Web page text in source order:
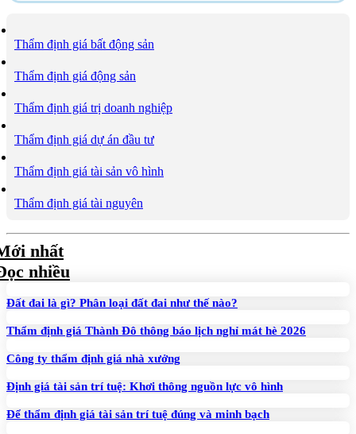
Thẩm định giá bất động sản
Thẩm định giá động sản
Thẩm định giá trị doanh nghiệp
Thẩm định giá dự án đầu tư
Thẩm định giá tài sản vô hình
Thẩm định giá tài nguyên
nhất
nhiều
Đất đai là gì? Phân loại đất đai như thế nào?
Thẩm định giá Thành Đô thông báo lịch nghỉ mát hè 2026
Công ty thẩm định giá nhà xưởng
Định giá tài sản trí tuệ: Khơi thông nguồn lực vô hình
Để thẩm định giá tài sản trí tuệ đúng và minh bạch